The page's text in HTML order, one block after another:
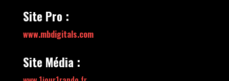
Site Pro :
www.mbdigitals.com
Site Média :